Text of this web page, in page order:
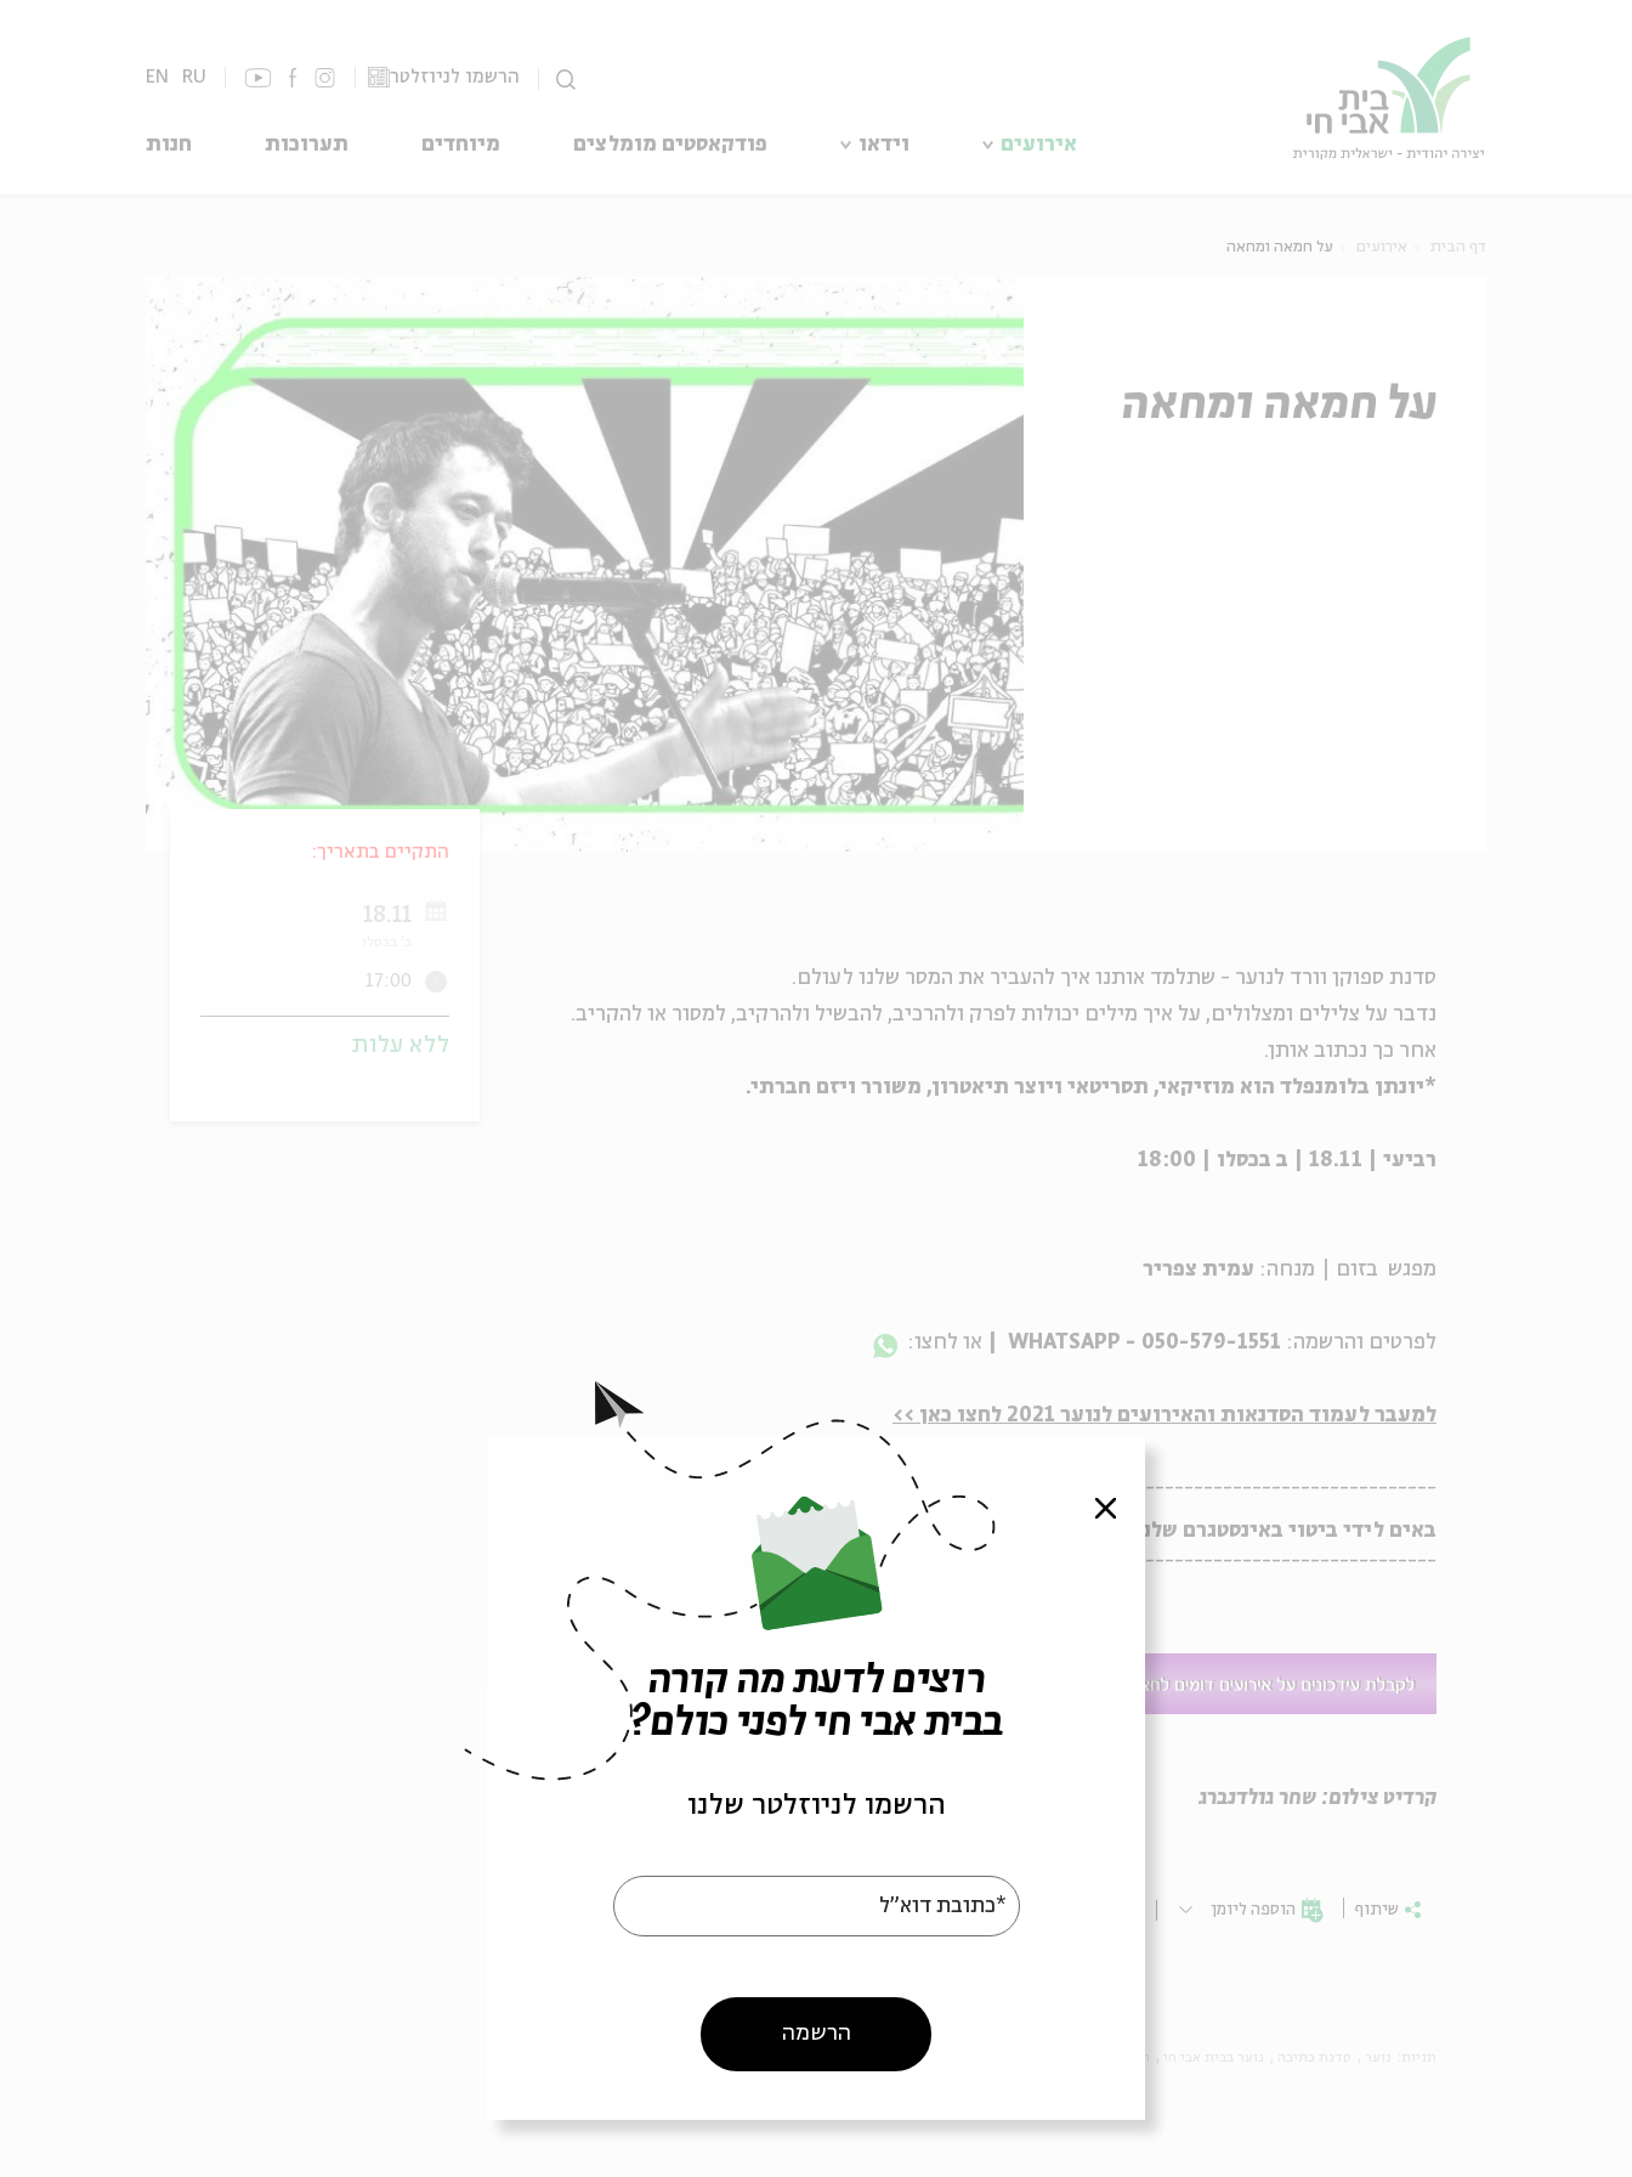
הרשמו לניוזלטר EN RU
אירועים וידאו פודקאסטים מומלצים מיוחדים תערוכות חנות
דף הבית אירועים על חמאה ומחאה
על חמאה ומחאה
סדנת ספוקן וורד לנוער - שתלמד אותנו איך להעביר את המסר שלנו לעולם.
נדבר על צלילים ומצלולים, על איך מילים יכולות לפרק ולהרכיב, להבשיל ולהרקיב, למסור או להקריב.
אחר כך נכתוב אותן.
*יונתן בלומנפלד הוא מוזיקאי, תסריטאי ויוצר תיאטרון, משורר ויזם חברתי.
רביעי | 18.11 | ב בכסלו | 18:00
מפגש בזום | מנחה: עמית צפריר
לפרטים והרשמה: או לחצו:
למעבר לעמוד הסדנאות והאירועים לנוער 2021 לחצו כאן >>
-------------------------------
באים לידי ביטוי באינסטגרם שלנו >>
--------------------------------
קרדיט צילום: שחר גולדנברג
שיתוף הוספה ליומן הרשמה לאירועים דומים
התקיים בתאריך:
18.11
17:00
ללא עלות
סגור
רוצים לדעת מה קורה
בבית אבי חי לפני כולם?
הרשמו לניוזלטר שלנו
*כתובת דוא"ל
הרשמה